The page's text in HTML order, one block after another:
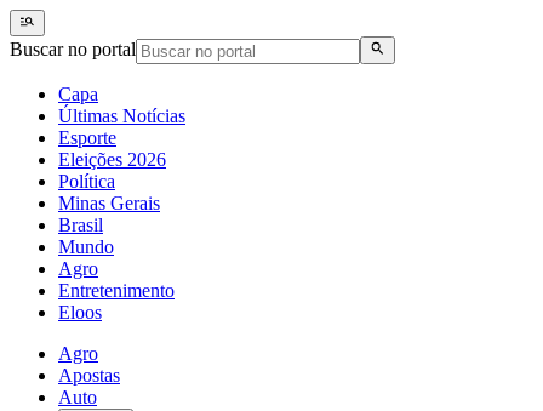
Buscar no portal
Capa
Últimas Notícias
Esporte
Eleições 2026
Política
Minas Gerais
Brasil
Mundo
Agro
Entretenimento
Eloos
Agro
Apostas
Auto